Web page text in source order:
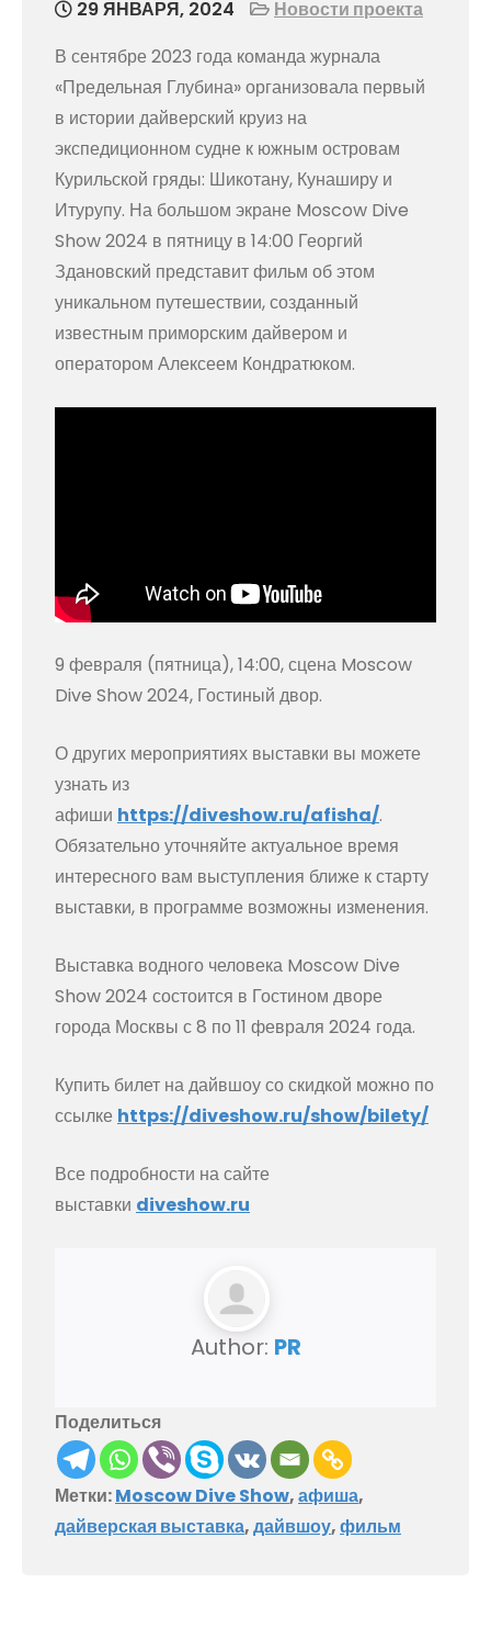
29 ЯНВАРЯ, 2024
Новости проекта
В сентябре 2023 года команда журнала
«Предельная Глубина» организовала первый
в истории дайверский круиз на
экспедиционном судне к южным островам
Курильской гряды: Шикотану, Кунаширу и
Итурупу. На большом экране Moscow Dive
Show 2024 в пятницу в 14:00 Георгий
Здановский представит фильм об этом
уникальном путешествии, созданный
известным приморским дайвером и
оператором Алексеем Кондратюком.
9 февраля (пятница), 14:00, сцена Moscow
Dive Show 2024, Гостиный двор.
О других мероприятиях выставки вы можете
узнать из
афиши https://diveshow.ru/afisha/.
Обязательно уточняйте актуальное время
интересного вам выступления ближе к старту
выставки, в программе возможны изменения.
Выставка водного человека Moscow Dive
Show 2024 состоится в Гостином дворе
города Москвы с 8 по 11 февраля 2024 года.
Купить билет на дайвшоу со скидкой можно по
ссылке https://diveshow.ru/show/bilety/
Все подробности на сайте
выставки diveshow.ru
Author: PR
Поделиться
Метки:Moscow Dive Show,афиша,
дайверская выставка,дайвшоу,фильм